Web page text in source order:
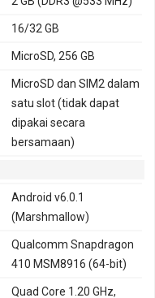
16/32 GB
MicroSD, 256 GB
MicroSD dan SIM2 dalam
satu slot (tidak dapat
dipakai secara
bersamaan)
Android v6.0.1
(Marshmallow)
Qualcomm Snapdragon
410 MSM8916 (64-bit)
Quad Core 1.20 GHz,